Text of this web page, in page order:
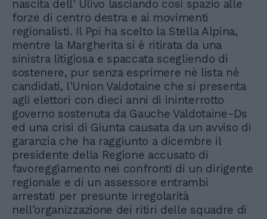
nascita dell' Ulivo lasciando così spazio alle
forze di centro destra e ai movimenti
regionalisti. Il Ppi ha scelto la Stella Alpina,
mentre la Margherita si è ritirata da una
sinistra litigiosa e spaccata scegliendo di
sostenere, pur senza esprimere nè lista nè
candidati, l'Union Valdotaine che si presenta
agli elettori con dieci anni di ininterrotto
governo sostenuta da Gauche Valdotaine-Ds
ed una crisi di Giunta causata da un avviso di
garanzia che ha raggiunto a dicembre il
presidente della Regione accusato di
favoreggiamento nei confronti di un dirigente
regionale e di un assessore entrambi
arrestati per presunte irregolarità
nell'organizzazione dei ritiri delle squadre di